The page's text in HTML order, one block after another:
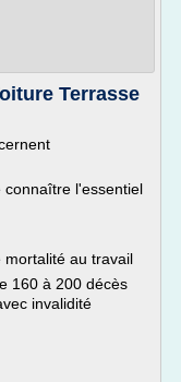
Terrasse
connaître l'essentiel
mortalité au travail
160 à 200 décès
invalidité